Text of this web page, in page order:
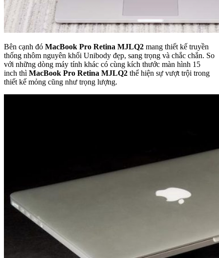
Bên cạnh đó MacBook Pro Retina MJLQ2 mang thiết kế truyền
thống nhôm nguyên khối Unibody đẹp, sang trọng và chắc chắn. So
với những dòng máy tính khác có cùng kích thước màn hình 15
inch thì MacBook Pro Retina MJLQ2 thể hiện sự vượt trội trong
thiết kế mỏng cũng như trọng lượng.